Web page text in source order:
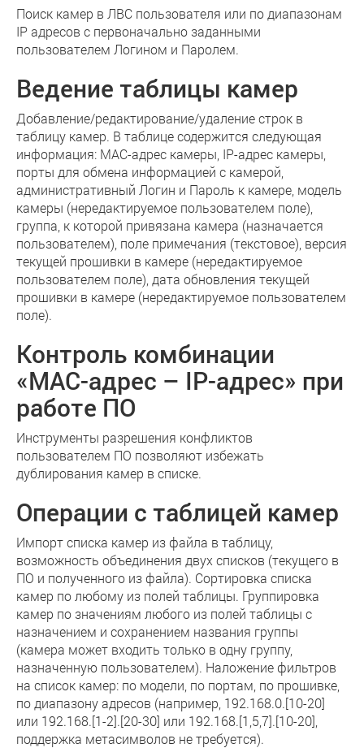
Поиск камер в ЛВС пользователя или по диапазонам
IP адресов с первоначально заданными
пользователем Логином и Паролем.
Ведение таблицы камер
Добавление/редактирование/удаление строк в
таблицу камер. В таблице содержится следующая
информация: MAC-адрес камеры, IP-адрес камеры,
порты для обмена информацией с камерой,
административный Логин и Пароль к камере, модель
камеры (нередактируемое пользователем поле),
группа, к которой привязана камера (назначается
пользователем), поле примечания (текстовое), версия
текущей прошивки в камере (нередактируемое
пользователем поле), дата обновления текущей
прошивки в камере (нередактируемое пользователем
поле).
Контроль комбинации
«MAC-адрес – IP-адрес» при
работе ПО
Инструменты разрешения конфликтов
пользователем ПО позволяют избежать
дублирования камер в списке.
Операции с таблицей камер
Импорт списка камер из файла в таблицу,
возможность объединения двух списков (текущего в
ПО и полученного из файла). Сортировка списка
камер по любому из полей таблицы. Группировка
камер по значениям любого из полей таблицы с
назначением и сохранением названия группы
(камера может входить только в одну группу,
назначенную пользователем). Наложение фильтров
на список камер: по модели, по портам, по прошивке,
по диапазону адресов (например, 192.168.0.[10-20]
или 192.168.[1-2].[20-30] или 192.168.[1,5,7].[10-20],
поддержка метасимволов не требуется).